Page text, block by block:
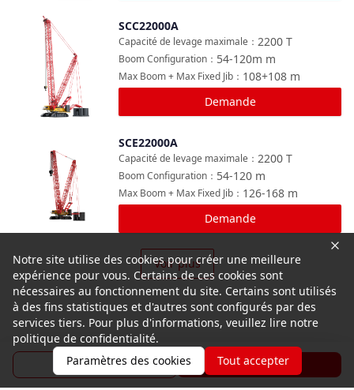
Comparer
SCC22000A
2200 T
Capacité de levage maximale ：
54-120m m
Boom Configuration ：
108+108 m
Max Boom + Max Fixed Jib ：
Demande
Comparer
SCE22000A
2200 T
Capacité de levage maximale ：
54-120 m
Boom Configuration ：
126-168 m
Max Boom + Max Fixed Jib ：
Demande
Voir plus
Brochure Demande
Notre site utilise des cookies pour créer une meilleure
expérience pour vous. Certains de ces cookies sont
nécessaires au fonctionnement du site. Certains sont utilisés
à des fins statistiques et d'autres sont configurés par des
services tiers. Pour plus d'informations, veuillez lire notre
politique de confidentialité.
Paramètres des cookies
Tout accepter